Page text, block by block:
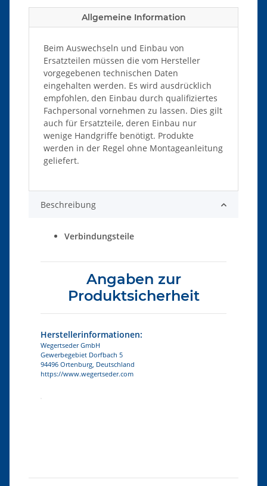
Allgemeine Information
Beim Auswechseln und Einbau von
Ersatzteilen müssen die vom Hersteller
vorgegebenen technischen Daten
eingehalten werden. Es wird ausdrücklich
empfohlen, den Einbau durch qualifiziertes
Fachpersonal vornehmen zu lassen. Dies gilt
auch für Ersatzteile, deren Einbau nur
wenige Handgriffe benötigt. Produkte
werden in der Regel ohne Montageanleitung
geliefert.
Beschreibung
Verbindungsteile
Angaben zur
Produktsicherheit
Herstellerinformationen:
Wegertseder GmbH
Gewerbegebiet Dorfbach 5
94496 Ortenburg, Deutschland
https://www.wegertseder.com